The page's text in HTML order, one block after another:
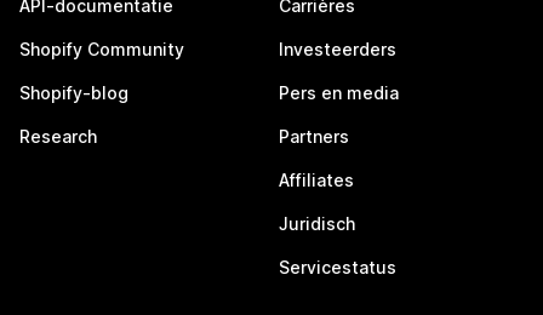
API-documentatie
Shopify Community
Shopify-blog
Research
Carrières
Investeerders
Pers en media
Partners
Affiliates
Juridisch
Servicestatus